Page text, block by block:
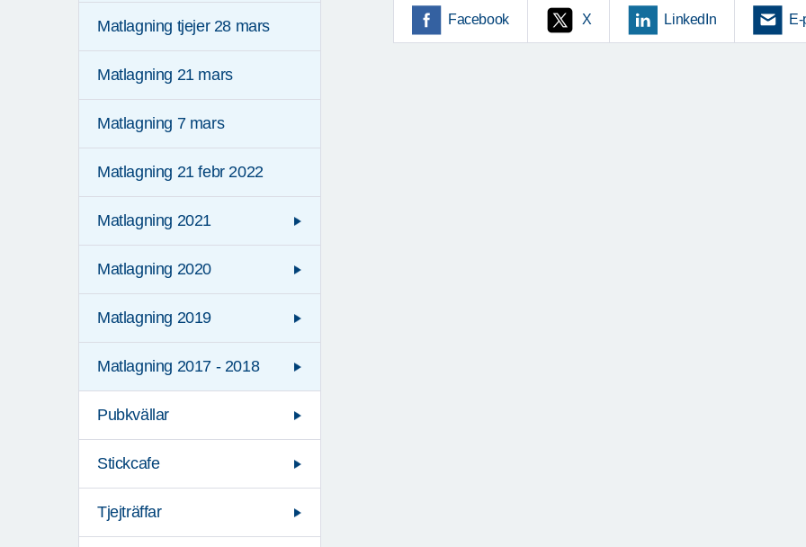
Matlagning tjejer 28 mars
Matlagning 21 mars
Matlagning 7 mars
Matlagning 21 febr 2022
Matlagning 2021
Matlagning 2020
Matlagning 2019
Matlagning 2017 - 2018
Pubkvällar
Stickcafe
Tjejträffar
Facebook X LinkedIn